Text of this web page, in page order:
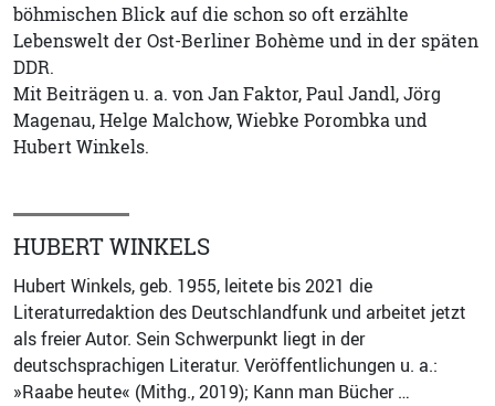
böhmischen Blick auf die schon so oft erzählte
Lebenswelt der Ost-Berliner Bohème und in der späten
DDR.
Mit Beiträgen u. a. von Jan Faktor, Paul Jandl, Jörg
Magenau, Helge Malchow, Wiebke Porombka und
Hubert Winkels.
HUBERT WINKELS
Hubert Winkels, geb. 1955, leitete bis 2021 die
Literaturredaktion des Deutschlandfunk und arbeitet jetzt
als freier Autor. Sein Schwerpunkt liegt in der
deutschsprachigen Literatur. Veröffentlichungen u. a.:
»Raabe heute« (Mithg., 2019); Kann man Bücher …